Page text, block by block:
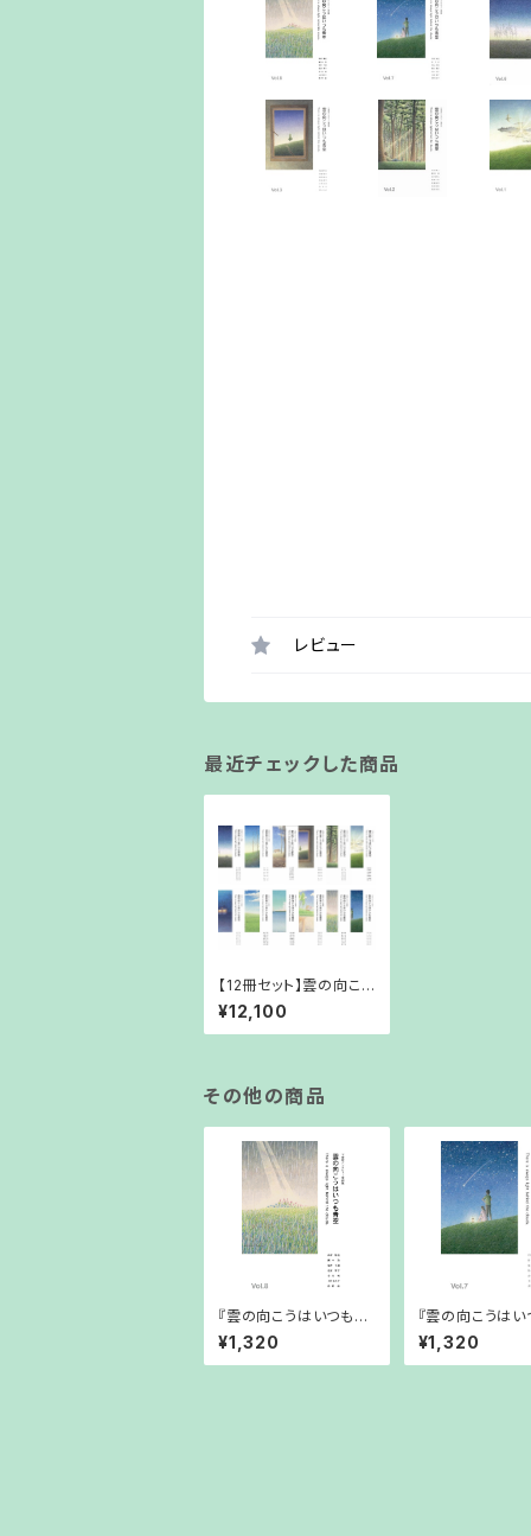
レビュー
最近チェックした商品
【12冊セット】雲の向こう
はいつも青空 Vol.1〜V
ol.12
¥12,100
その他の商品
『雲の向こうはいつも青
空』 Vol.8 （2022年10
月5日発行）
¥1,320
『雲の向こうは
空』 Vol.7 （
月2日発行）
¥1,320